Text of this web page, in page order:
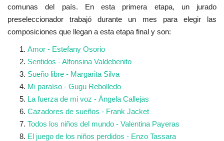
comunas del país. En esta primera etapa, un jurado
preseleccionador trabajó durante un mes para elegir las
composiciones que llegan a esta etapa final y son:
Amor - Estefany Osorio
Sentidos - Alfonsina Valdebenito
Sueño libre - Margarita Silva
Mi paraíso - Gugu Rebolledo
La fuerza de mi voz - Ángela Callejas
Cazadores de sueños - Frank Jacket
Todos los niños del mundo - Valentina Payeras
El juego de los niños perdidos - Enzo Tassara